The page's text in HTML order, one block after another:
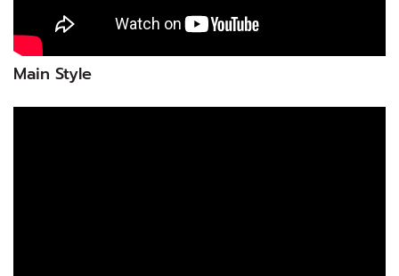
Main Style